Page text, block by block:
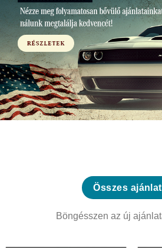
Összes ajánlat
Böngésszen az új